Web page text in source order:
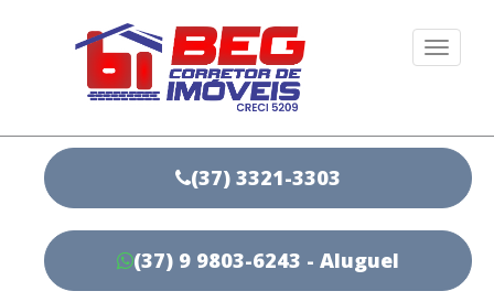
(37) 3321-3303
(37) 9 9803-6243 - Aluguel